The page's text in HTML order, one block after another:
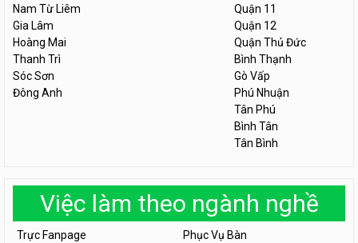
Nam Từ Liêm
Gia Lâm
Hoàng Mai
Thanh Trì
Sóc Sơn
Đông Anh
Quận 11
Quận 12
Quận Thủ Đức
Bình Thạnh
Gò Vấp
Phú Nhuận
Tân Phú
Bình Tân
Tân Bình
Việc làm theo ngành nghề
Trực Fanpage
Phục Vụ Bàn